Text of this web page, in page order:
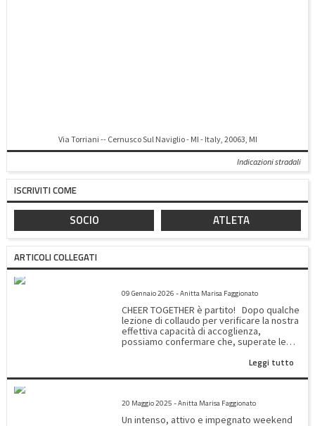
Via Torriani -- Cernusco Sul Naviglio - MI - Italy, 20063, MI
Indicazioni stradali
ISCRIVITI COME
SOCIO ATLETA
ARTICOLI COLLEGATI
09 Gennaio 2026 - Anitta Marisa Faggionato
CHEER TOGETHER è partito! Dopo qualche
lezione di collaudo per verificare la nostra
effettiva capacità di accoglienza,
possiamo confermare che, superate le
collaborazione con il gruppo L’IMPRONTA
fragilità insieme alle nostre atlete che si
alterneranno negli incontri. DURATA: del
Leggi tutto
20 Maggio 2025 - Anitta Marisa Faggionato
Un intenso, attivo e impegnato weekend